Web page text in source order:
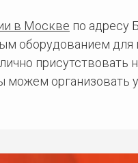
в Москве по адресу
оборудованием для
присутствовать
можем организовать